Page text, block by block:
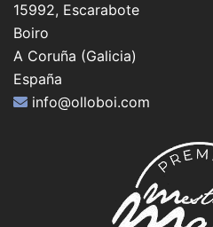
15992, Escarabote
Boiro
A Coruña (Galicia)
España
info@olloboi.com